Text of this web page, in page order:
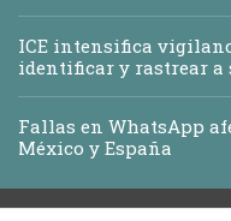
ICE intensifica
identificar y rastrear a
Fallas en WhatsApp
México y España